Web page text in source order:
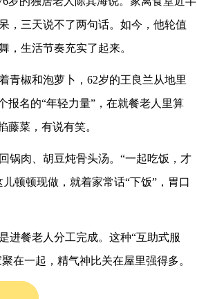
，三天说不了两句话。如今，他轮值
，生活节奏充实了起来。
青椒和泡萝卜，62岁的王良兰从地里
报名的“年轻力量”，在就餐老人里算
藤菜，有说有笑。
锅肉、胡豆炖骨头汤。“一起吃饭，才
顿顿现做，就着家常话“下饭”，胃口
进餐老人分工完成。这种“互助式服
在一起，精气神比关在屋里强得多。